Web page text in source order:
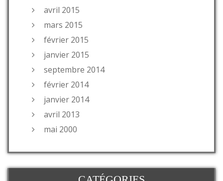
avril 2015
mars 2015
février 2015
janvier 2015
septembre 2014
février 2014
janvier 2014
avril 2013
mai 2000